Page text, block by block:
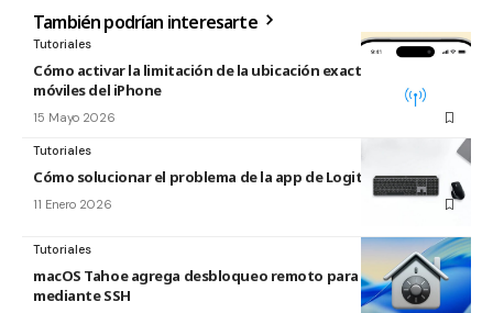
También podrían interesarte
Tutoriales
Cómo activar la limitación de la ubicación exacta para redes
móviles del iPhone
15 Mayo 2026
Tutoriales
Cómo solucionar el problema de la app de Logitech para Mac
11 Enero 2026
Tutoriales
macOS Tahoe agrega desbloqueo remoto para FileVault
mediante SSH